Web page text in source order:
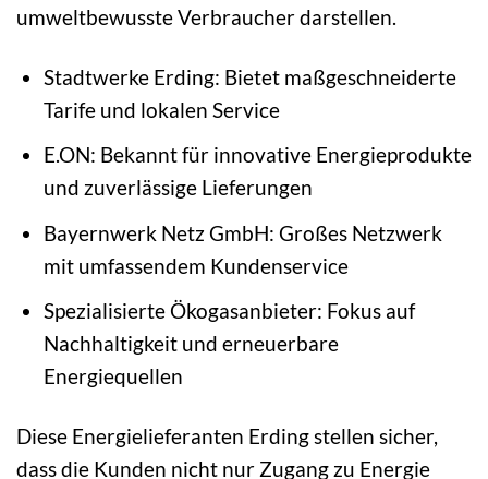
umweltbewusste Verbraucher darstellen.
Stadtwerke Erding: Bietet maßgeschneiderte
Tarife und lokalen Service
E.ON: Bekannt für innovative Energieprodukte
und zuverlässige Lieferungen
Bayernwerk Netz GmbH: Großes Netzwerk
mit umfassendem Kundenservice
Spezialisierte Ökogasanbieter: Fokus auf
Nachhaltigkeit und erneuerbare
Energiequellen
Diese Energielieferanten Erding stellen sicher,
dass die Kunden nicht nur Zugang zu Energie